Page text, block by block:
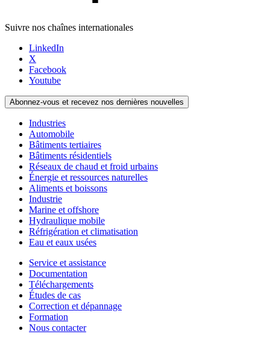
Suivre nos chaînes internationales
LinkedIn
X
Facebook
Youtube
Abonnez-vous et recevez nos dernières nouvelles
Industries
Automobile
Bâtiments tertiaires
Bâtiments résidentiels
Réseaux de chaud et froid urbains
Énergie et ressources naturelles
Aliments et boissons
Industrie
Marine et offshore
Hydraulique mobile
Réfrigération et climatisation
Eau et eaux usées
Service et assistance
Documentation
Téléchargements
Études de cas
Correction et dépannage
Formation
Nous contacter